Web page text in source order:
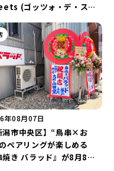
(ゴッツォ・デ・スイ
。一部商品は姉妹店で販売
！
年08月07日
潟市中央区】“鳥串×お
ペアリングが楽しめる
焼き バラッド』が8月8日